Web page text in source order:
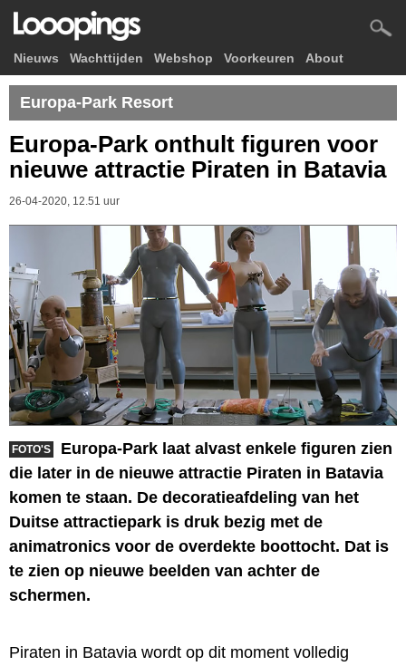
Nieuws Wachttijden Webshop Voorkeuren About
Europa-Park Resort
Europa-Park onthult figuren voor
nieuwe attractie Piraten in Batavia
26-04-2020, 12.51 uur
FOTO'S
Europa-Park laat alvast enkele figuren zien
die later in de nieuwe attractie Piraten in Batavia
komen te staan. De decoratieafdeling van het
Duitse attractiepark is druk bezig met de
animatronics voor de overdekte boottocht. Dat is
te zien op nieuwe beelden van achter de
schermen.
Piraten in Batavia wordt op dit moment volledig